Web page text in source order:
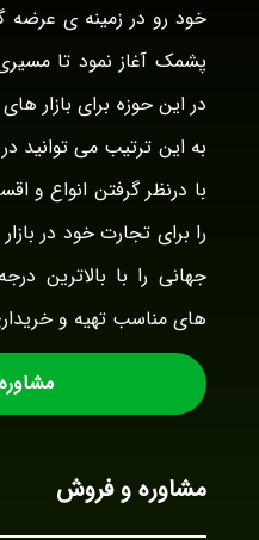
پشمک آغاز نمود تا
در این حوزه برای بازار
به این ترتیب می توانید
با درنظر گرفتن انواع و
را برای تجارت خود در
جهانی را با بالاترین
های مناسب تهیه و
مشاوره و فروش